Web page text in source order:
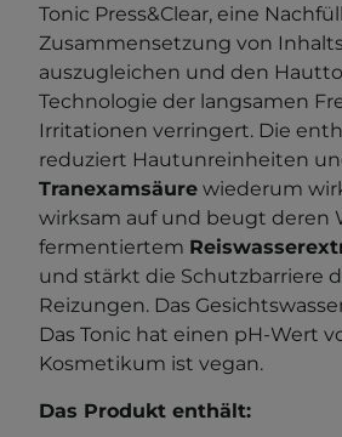
Tonic Press&Clear, eine
Zusammensetzung von
auszugleichen und den
Technologie der langsamen
Irritationen verringert. Die
reduziert Hautunreinheiten
Tranexamsäure wiederum
wirksam auf und beugt deren
fermentiertem
und stärkt die Schutzbarriere
Reizungen. Das
Das Tonic hat einen pH-Wert
Kosmetikum ist vegan.
Das Produkt enthält: